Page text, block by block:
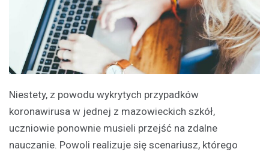
Niestety, z powodu wykrytych przypadków
koronawirusa w jednej z mazowieckich szkół,
uczniowie ponownie musieli przejść na zdalne
nauczanie. Powoli realizuje się scenariusz, którego